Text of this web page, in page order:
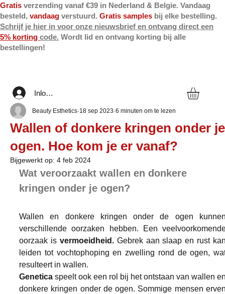
Gratis verzending vanaf €39 in Nederland & Belgie. Vandaag
besteld, vandaag verstuurd. Gratis samples bij elke bestelling.
Schrijf je hier in voor onze nieuwsbrief en ontvang direct een
5% korting code. Wordt lid en ontvang korting bij alle
bestellingen!
Inloggen
Wallen of donkere kringen onder je
ogen. Hoe kom je er vanaf?
Beauty Esthetics 18 sep 2023 6 minuten om te lezen
Bijgewerkt op: 4 feb 2024
Wat veroorzaakt wallen en donkere
kringen onder je ogen?
Wallen en donkere kringen onder de ogen
verschillende oorzaken hebben. Een
oorzaak is vermoeidheid. Gebrek aan slaap en rust
leiden tot vochtophoping en zwelling rond de ogen,
resulteert in wallen.
Genetica speelt ook een rol bij het ontstaan van wallen
donkere kringen onder de ogen. Sommige mensen